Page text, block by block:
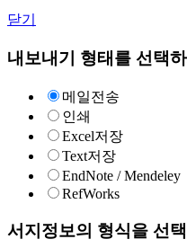
닫기
내보내기 형태를 선택
메일전송
인쇄
Excel저장
Text저장
EndNote / Mendeley
RefWorks
서지정보의 형식을 선